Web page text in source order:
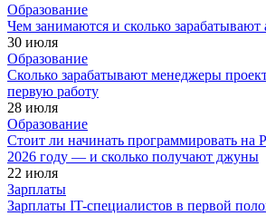
Образование
Чем занимаются и сколько
30 июля
Образование
Сколько зарабатывают менеджеры
первую работу
28 июля
Образование
Стоит ли начинать программировать на
2026 году — и сколько получают джуны
22 июля
Зарплаты
Зарплаты IT-специалистов в первой